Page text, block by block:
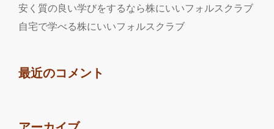
安く質の良い学びをするなら株にいいフォルスクラブ
自宅で学べる株にいいフォルスクラブ
最近のコメント